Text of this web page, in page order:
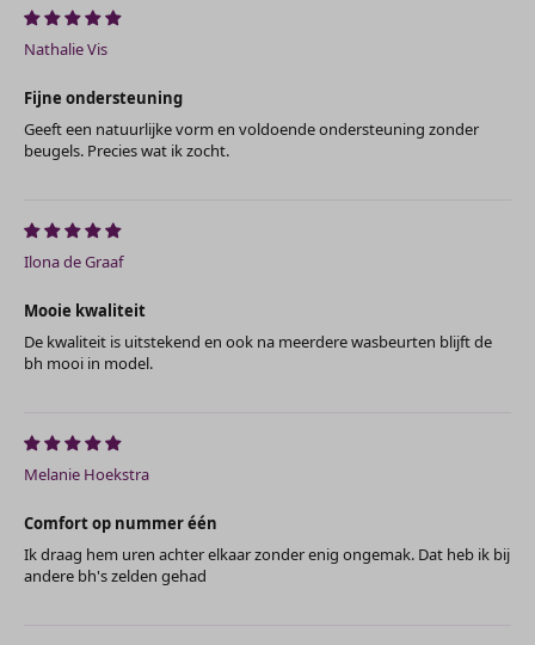
Nathalie Vis
Fijne ondersteuning
Geeft een natuurlijke vorm en voldoende ondersteuning zonder
beugels. Precies wat ik zocht.
Ilona de Graaf
Mooie kwaliteit
De kwaliteit is uitstekend en ook na meerdere wasbeurten blijft de
bh mooi in model.
Melanie Hoekstra
Comfort op nummer één
Ik draag hem uren achter elkaar zonder enig ongemak. Dat heb ik bij
andere bh's zelden gehad